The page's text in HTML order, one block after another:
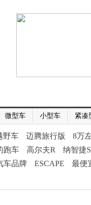
微型车 小型车 紧凑
野车 迈腾旅行版 8万
跑车 高尔夫R 纳智捷
车品牌 ESCAPE 最便